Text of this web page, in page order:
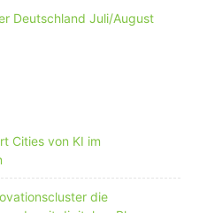
Cities von KI im
die